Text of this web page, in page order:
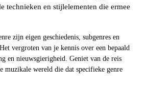
technieken en stijlelementen die ermee
zijn eigen geschiedenis, subgenres en
vergroten van je kennis over een bepaald
en nieuwsgierigheid. Geniet van de reis
muzikale wereld die dat specifieke genre